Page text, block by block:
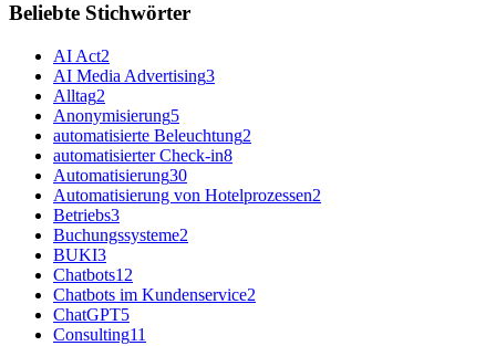
Beliebte Stichwörter
AI Act2
AI Media Advertising3
Alltag2
Anonymisierung5
automatisierte Beleuchtung2
automatisierter Check-in8
Automatisierung30
Automatisierung von Hotelprozessen2
Betriebs3
Buchungssysteme2
BUKI3
Chatbots12
Chatbots im Kundenservice2
ChatGPT5
Consulting11